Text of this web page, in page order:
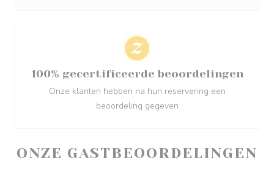
ONZE GASTBEOORDELINGEN
100% gecertificeerde beoordelingen
Onze klanten hebben na hun reservering een
beoordeling gegeven